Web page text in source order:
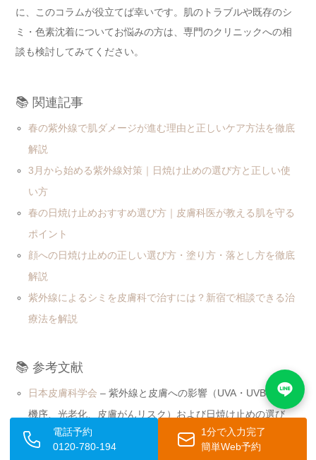
に、このコラムが役立てば幸いです。肌のトラブルや既存のシ
ミ・色素沈着についてお悩みの方は、専門のクリニックへの相
談も検討してみてください。
📚 関連記事
春の紫外線で肌ダメージが進む理由と正しいケア方法を徹底
解説
3月から始める紫外線対策｜日焼け止めの選び方と正しい使
い方
春の日焼け止めおすすめ選び方｜皮膚科医が教える肌を守る
ポイント
顔への日焼け止めの正しい選び方・塗り方・落とし方を徹底
解説
紫外線によるシミを皮膚科で治すには？新宿で相談できる治
療法を解説
📚 参考文献
日本皮膚科学会 – 紫外線と皮膚への影響（UVA・UVBの作用
機序、光老化、皮膚がんリスク）および日焼け止めの選び
方・使い方に関する皮膚科学的根拠
電話予約
0120-780-194
1分で入力完了
簡単Web予約